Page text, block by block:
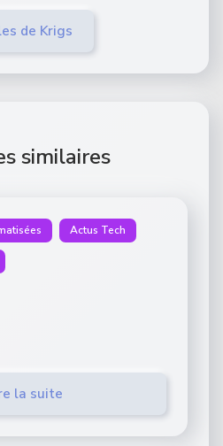
de Krigs
similaires
Actus Tech
la suite